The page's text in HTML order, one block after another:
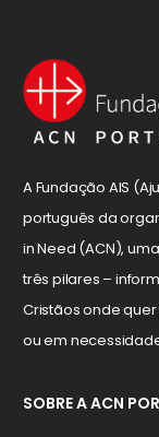
A Fundação AIS
português da
in Need (ACN),
três pilares –
Cristãos onde
ou em
SOBRE A ACN